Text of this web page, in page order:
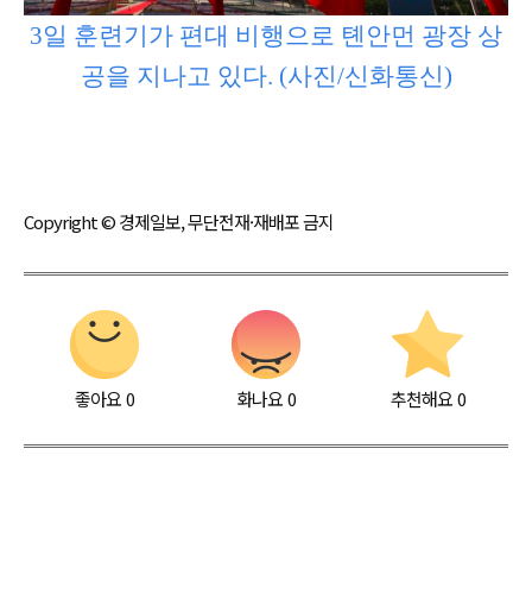
3일 훈련기가 편대 비행으로 톈안먼 광장 상
공을 지나고 있다. (사진/신화통신)
Copyright © 경제일보, 무단전재·재배포 금지
좋아요0 화나요0 추천해요 0